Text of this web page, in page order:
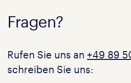
Fragen?
Rufen Sie uns an +49 89
schreiben Sie uns: